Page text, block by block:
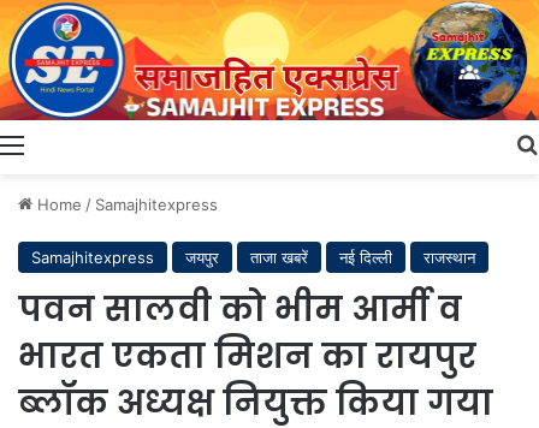
Menu
Home / Samajhitexpress
Samajhitexpress जयपुर ताजा खबरें नई दिल्ली राजस्थान
पवन सालवी को भीम आर्मी व
भारत एकता मिशन का रायपुर
ब्लॉक अध्यक्ष नियुक्त किया गया